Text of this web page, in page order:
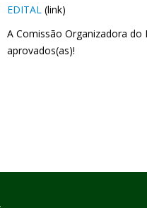
EDITAL (link)
A Comissão Organizadora do
aprovados(as)!